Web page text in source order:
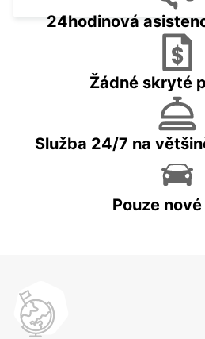
24hodinová
Žádné skryté
Služba 24/7 na
Pouze